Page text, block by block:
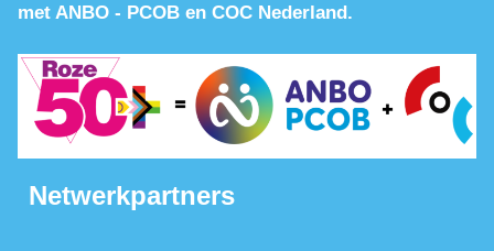
met ANBO - PCOB en COC Nederland.
Netwerkpartners